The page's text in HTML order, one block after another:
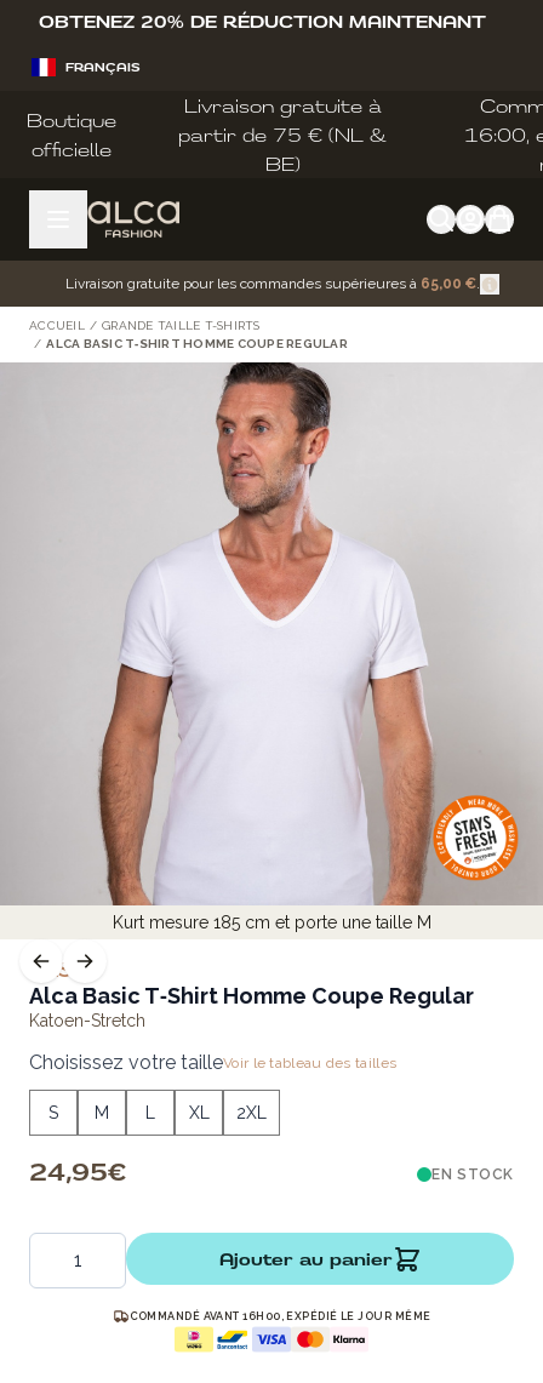
Allez au contenu
OBTENEZ 20% DE RÉDUCTION MAINTENANT
Boutique
officielle
Livraison gratuite à
partir de 75 € (NL &
BE)
16:00,
FRANÇAIS
Livraison gratuite pour les commandes supérieures à 65,00 €.
ACCUEIL / GRANDE TAILLE T-SHIRTS
/ ALCA BASIC T‑SHIRT HOMME COUPE REGULAR
Kurt mesure 185 cm et porte une taille M
BASIC
Alca Basic T‑Shirt Homme Coupe Regular
Katoen-Stretch
Choisissez votre tailleVoir le tableau des tailles
S M XL 2XL
24,95 € EN STOCK
Quantité
Ajouter au panier
COMMANDÉ AVANT 16H00, EXPÉDIÉ LE JOUR MÊME